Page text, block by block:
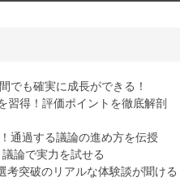
も確実に成長ができる！
得！評価ポイントを徹底解剖
通過する議論の進め方を伝授
論で実力を試せる
突破のリアルな体験談が聞ける